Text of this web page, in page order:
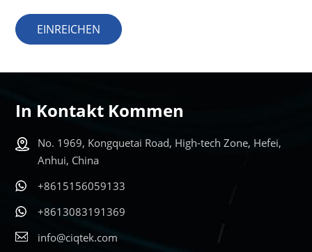
EINREICHEN
In Kontakt Kommen
No. 1969, Kongquetai Road, High-tech Zone, Hefei,
Anhui, China
+8615156059133
+8613083191369
info@ciqtek.com